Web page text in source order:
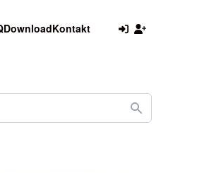
DownloadKontakt